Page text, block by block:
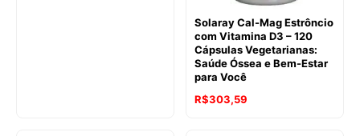
Solaray Cal-Mag Estrôncio
com Vitamina D3 – 120
Cápsulas Vegetarianas:
Saúde Óssea e Bem-Estar
para Você
R$303,59